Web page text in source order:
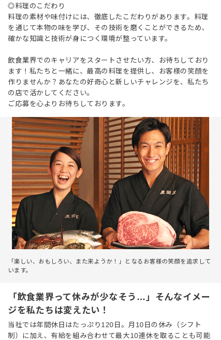
◎料理のこだわり
料理の素材や味付けには、徹底したこだわりがあります。料理
を通じて本物の味を学び、その技術を磨くことができるため、
確かな知識と技術が身につく環境が整っています。
飲食業界でのキャリアをスタートさせたい方、お待ちしており
ます！私たちと一緒に、最高の料理を提供し、お客様の笑顔を
作りませんか？あなたの好奇心と新しいチャレンジを、私たち
の店で活かしてください。
ご応募を心よりお待ちしております。
「楽しい、おもしろい、また来ようか！」となるお客様の笑顔を追求して
います。
「飲食業界って休みが少なそう…」そんなイメー
ジを私たちは変えたい！
当社では年間休日はたっぷり120日。月10日の休み（シフト
制）に加え、有給を組み合わせて最大10連休を取ることも可能